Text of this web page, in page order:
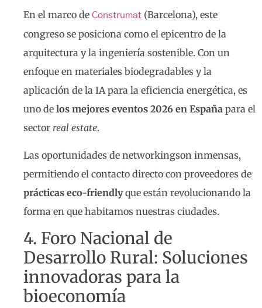
En el marco de Construmat (Barcelona), este
congreso se posiciona como el epicentro de la
arquitectura y la ingeniería sostenible. Con un
enfoque en materiales biodegradables y la
aplicación de la IA para la eficiencia energética, es
uno de los mejores eventos 2026 en España para el
sector real estate.
Las oportunidades de networkingson inmensas,
permitiendo el contacto directo con proveedores de
prácticas eco-friendlyque están revolucionando la
forma en que habitamos nuestras ciudades.
4. Foro Nacional de
Desarrollo Rural: Soluciones
innovadoras para la
bioeconomía